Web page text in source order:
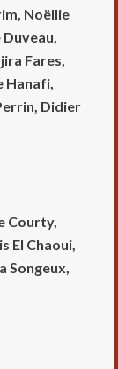
Noëllie
Fares,
Hanafi,
Didier
Courty,
El Chaoui,
Songeux,